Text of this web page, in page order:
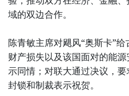
域的双边合作。
陈青敏主席对飓风“奥斯卡”
财产损失以及该国面对的能
示同情；对联大通过决议，
封锁和制裁表示祝贺。